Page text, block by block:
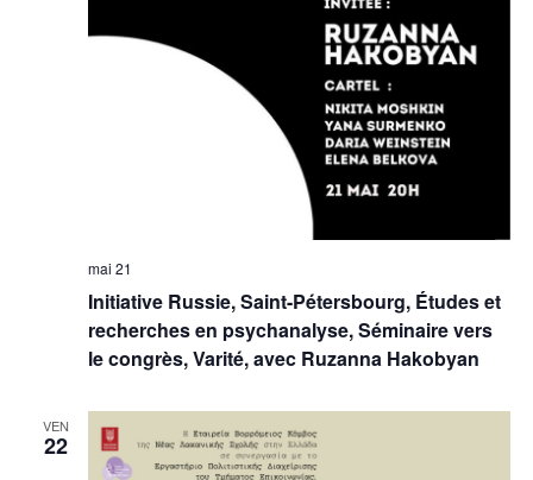
Initiative Russie, Saint-Pétersbourg, Études et
recherches en psychanalyse, Séminaire vers
le congrès, Varité, avec Ruzanna Hakobyan
mai 21
VEN
22